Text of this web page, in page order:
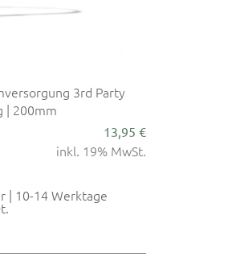
3rd Party
| 200mm
13,95 €
inkl. 19% MwSt.
| 10-14 Werktage